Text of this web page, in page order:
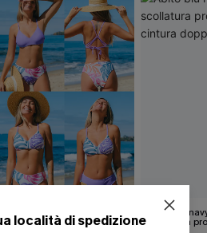
reversibile e pantaloni a vita
Abito blu
scollatura
località di spedizione